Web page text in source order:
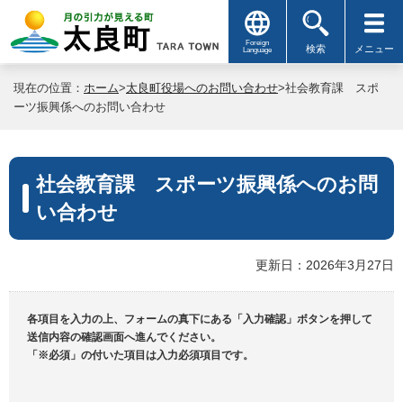
Foreign
Language
検索 メニュー
現在の位置： ホーム>太良町役場へのお問い合わせ>社会教育課 スポ
ーツ振興係へのお問い合わせ
社会教育課 スポーツ振興係へのお問
い合わせ
更新日：2026年3月27日
各項目を入力の上、フォームの真下にある「入力確認」ボタンを押して
送信内容の確認画面へ進んでください。
「※必須」の付いた項目は入力必須項目です。